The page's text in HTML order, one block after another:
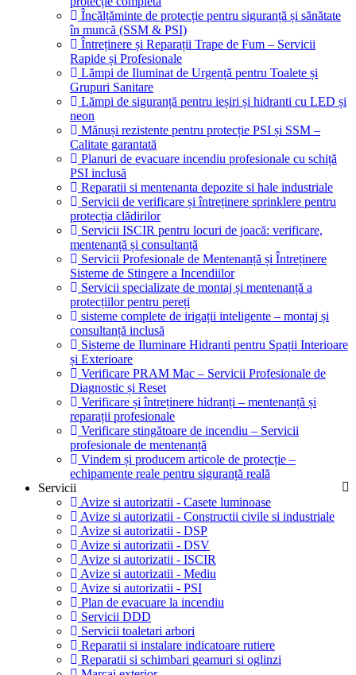
Încălțăminte de protecție pentru siguranță și sănătate
în muncă (SSM & PSI)
Întreținere și Reparații Trape de Fum – Servicii
Rapide și Profesionale
Lămpi de Iluminat de Urgență pentru Toalete și
Grupuri Sanitare
Lămpi de siguranță pentru ieșiri și hidranti cu LED și
neon
Mănuși rezistente pentru protecție PSI și SSM –
Calitate garantată
Planuri de evacuare incendiu profesionale cu schiță
PSI inclusă
Reparatii si mentenanta depozite si hale industriale
Servicii de verificare și întreținere sprinklere pentru
protecția clădirilor
Servicii ISCIR pentru locuri de joacă: verificare,
mentenanță și consultanță
Servicii Profesionale de Mentenanță și Întreținere
Sisteme de Stingere a Incendiilor
Servicii specializate de montaj și mentenanță a
protecțiilor pentru pereți
sisteme complete de irigații inteligente – montaj și
consultanță inclusă
Sisteme de Iluminare Hidranti pentru Spații Interioare
și Exterioare
Verificare PRAM Mac – Servicii Profesionale de
Diagnostic și Reset
Verificare și întreținere hidranți – mentenanță și
reparații profesionale
Verificare stingătoare de incendiu – Servicii
profesionale de mentenanță
Vindem și producem articole de protecție –
echipamente reale pentru siguranță reală
Servicii
Avize si autorizatii - Casete luminoase
Avize si autorizatii - Constructii civile si industriale
Avize si autorizatii - DSP
Avize si autorizatii - DSV
Avize si autorizatii - ISCIR
Avize si autorizatii - Mediu
Avize si autorizatii - PSI
Plan de evacuare la incendiu
Servicii DDD
Servicii toaletari arbori
Reparatii si instalare indicatoare rutiere
Reparatii si schimbari geamuri si oglinzi